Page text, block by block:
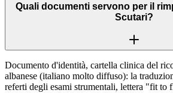
Quali documenti servono per il
Scutari?
Documento d'identità, cartella clinica del
albanese (italiano molto diffuso): la
referti degli esami strumentali, lettera "fit to